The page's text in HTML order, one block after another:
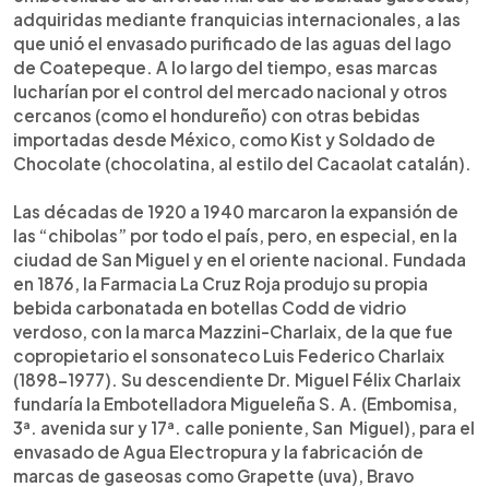
adquiridas mediante franquicias internacionales, a las
que unió el envasado purificado de las aguas del lago
de Coatepeque. A lo largo del tiempo, esas marcas
lucharían por el control del mercado nacional y otros
cercanos (como el hondureño) con otras bebidas
importadas desde México, como Kist y Soldado de
Chocolate (chocolatina, al estilo del Cacaolat catalán).
Las décadas de 1920 a 1940 marcaron la expansión de
las “chibolas” por todo el país, pero, en especial, en la
ciudad de San Miguel y en el oriente nacional. Fundada
en 1876, la Farmacia La Cruz Roja produjo su propia
bebida carbonatada en botellas Codd de vidrio
verdoso, con la marca Mazzini-Charlaix, de la que fue
copropietario el sonsonateco Luis Federico Charlaix
(1898-1977). Su descendiente Dr. Miguel Félix Charlaix
fundaría la Embotelladora Migueleña S. A. (Embomisa,
3ª. avenida sur y 17ª. calle poniente, San Miguel), para el
envasado de Agua Electropura y la fabricación de
marcas de gaseosas como Grapette (uva), Bravo